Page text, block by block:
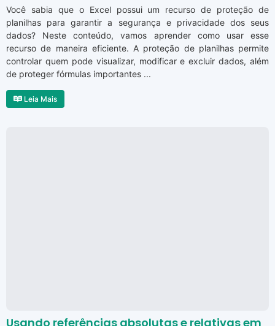
Você sabia que o Excel possui um recurso de proteção de
planilhas para garantir a segurança e privacidade dos seus
dados? Neste conteúdo, vamos aprender como usar esse
recurso de maneira eficiente. A proteção de planilhas permite
controlar quem pode visualizar, modificar e excluir dados, além
de proteger fórmulas importantes ...
Leia Mais
Usando referências absolutas e relativas em